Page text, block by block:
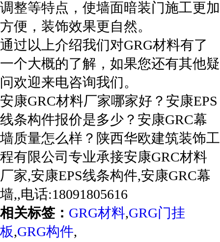
调整等特点，使墙面暗装门施工更加
方便，装饰效果更自然。
通过以上介绍我们对GRG材料有了
一个大概的了解，如果您还有其他疑
问欢迎来电咨询我们。
安康GRC材料厂家哪家好？安康EPS
线条构件报价是多少？安康GRC幕
墙质量怎么样？陕西华欧建筑装饰工
程有限公司专业承接安康GRC材料
厂家,安康EPS线条构件,安康GRC幕
墙,,电话:18091805616
相关标签： GRG材料,GRG门挂
板,GRG构件,